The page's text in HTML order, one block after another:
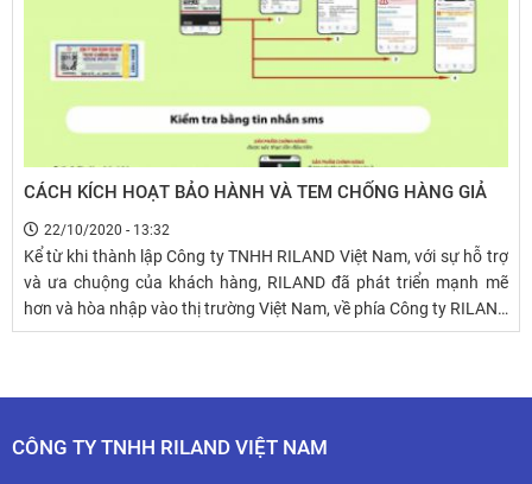
CÁCH KÍCH HOẠT BẢO HÀNH VÀ TEM CHỐNG HÀNG GIẢ
22/10/2020 - 13:32
Kể từ khi thành lập Công ty TNHH RILAND Việt Nam, với sự hỗ trợ
và ưa chuộng của khách hàng, RILAND đã phát triển mạnh mẽ
hơn và hòa nhập vào thị trường Việt Nam, về phía Công ty RILAND
Việt Nam cũng trao lại cho những người ủng hộ, với sự phục vụ ân
CÔNG TY TNHH RILAND VIỆT NAM